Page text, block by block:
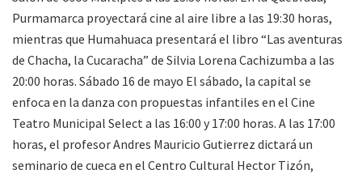
Purmamarca proyectará cine al aire libre a las 19:30 horas,
mientras que Humahuaca presentará el libro “Las aventuras
de Chacha, la Cucaracha” de Silvia Lorena Cachizumba a las
20:00 horas. Sábado 16 de mayo El sábado, la capital se
enfoca en la danza con propuestas infantiles en el Cine
Teatro Municipal Select a las 16:00 y 17:00 horas. A las 17:00
horas, el profesor Andres Mauricio Gutierrez dictará un
seminario de cueca en el Centro Cultural Hector Tizón,